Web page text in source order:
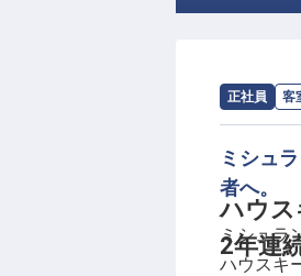
正社員 客
ハウス
2年連
求人情報：
ミシュ
者へ。
ミシュラ
ハウスキ